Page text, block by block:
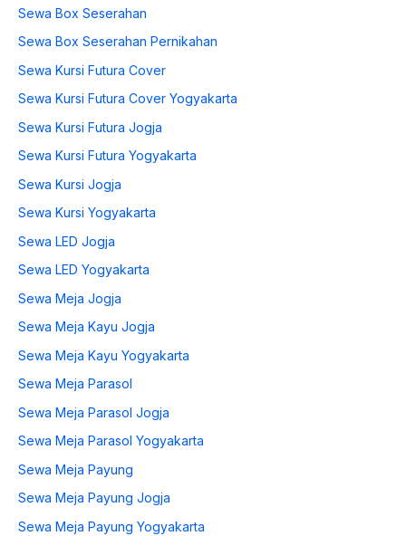
Sewa Box Seserahan
Sewa Box Seserahan Pernikahan
Sewa Kursi Futura Cover
Sewa Kursi Futura Cover Yogyakarta
Sewa Kursi Futura Jogja
Sewa Kursi Futura Yogyakarta
Sewa Kursi Jogja
Sewa Kursi Yogyakarta
Sewa LED Jogja
Sewa LED Yogyakarta
Sewa Meja Jogja
Sewa Meja Kayu Jogja
Sewa Meja Kayu Yogyakarta
Sewa Meja Parasol
Sewa Meja Parasol Jogja
Sewa Meja Parasol Yogyakarta
Sewa Meja Payung
Sewa Meja Payung Jogja
Sewa Meja Payung Yogyakarta